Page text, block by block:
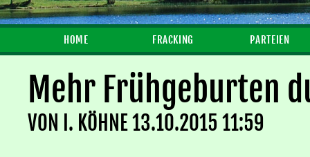
HOME FRACKING PARTEIEN
Mehr Frühgeburten
VON I. KÖHNE13.10.2015 11:59